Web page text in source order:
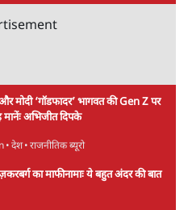
असभ्यता में सहायक बनने जा
में चढ़ावा चोरी (डकैती)
दत्तात्रेय होसबले ने कहा कि
इसका इस्तेमाल हिंदू आस्था को
रोकने के लिए धैर्य चाहिए।
के इसी धैर्य ने उसे लंबे समय
समता और स्वतंत्रता पर
जो समाज अपने आंतरिक